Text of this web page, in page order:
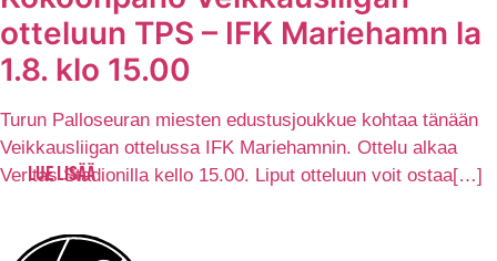
otteluun TPS – IFK Mariehamn la
1.8. klo 15.00
Turun Palloseuran miesten edustusjoukkue kohtaa tänään
Veikkausliigan ottelussa IFK Mariehamnin. Ottelu alkaa
Veritas Stadionilla kello 15.00. Liput otteluun voit ostaa[…]
LUE LISÄÄ